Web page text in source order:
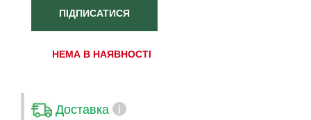
ПІДПИСАТИСЯ
НЕМА В НАЯВНОСТІ
Доставка i